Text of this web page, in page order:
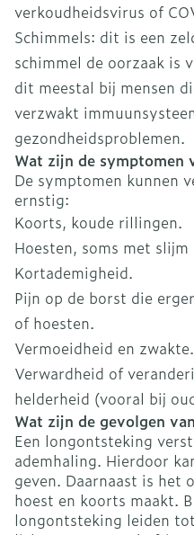
verkoudheidsvirus of
Schimmels: dit is een
schimmel de oorzaak is
dit meestal bij mensen
verzwakt
gezondheidsproblemen.
Wat zijn de symptomen
De symptomen kunnen
ernstig:
Koorts, koude rillingen.
Hoesten, soms met
Kortademigheid.
Pijn op de borst die
of hoesten.
Vermoeidheid en zwakte.
Verwardheid of
helderheid (vooral bij
Wat zijn de gevolgen
Een longontsteking
ademhaling. Hierdoor
geven. Daarnaast is het
hoest en koorts maakt.
longontsteking leiden